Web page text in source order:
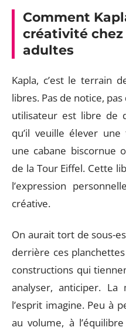
Comment
créativité
adultes
Kapla, c’est le terrain
libres. Pas de notice,
utilisateur est libre de
qu’il veuille élever
une cabane biscornue
de la Tour Eiffel. Cette
l’expression
créative.
On aurait tort de sous-
derrière ces
constructions qui
analyser, anticiper. La
l’esprit imagine. Peu à
au volume, à